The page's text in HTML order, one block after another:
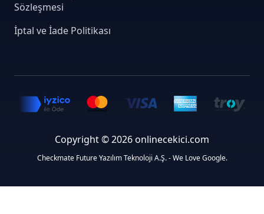
Sözleşmesi
İptal ve İade Politikası
Copyright © 2026 onlinecekici.com
Checkmate Future Yazılım Teknoloji A.Ş. - We Love Google.